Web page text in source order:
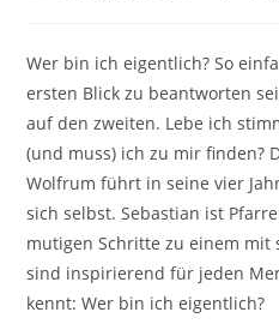
Wer bin ich eigentlich? So
ersten Blick zu beantworten
auf den zweiten. Lebe ich
(und muss) ich zu mir finden?
Wolfrum führt in seine vier
sich selbst. Sebastian ist
mutigen Schritte zu einem mit
sind inspirierend für jeden
kennt: Wer bin ich eigentlich?